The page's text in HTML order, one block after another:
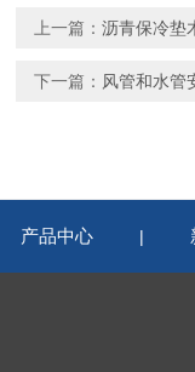
上一篇： 沥青保冷垫
下一篇： 风管和水管
产品中心 |